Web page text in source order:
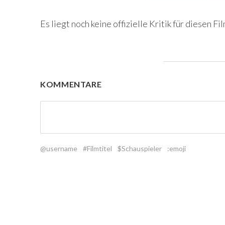
Es liegt noch keine offizielle Kritik für diesen
KOMMENTARE
@username #Filmtitel $Schauspieler :emoji